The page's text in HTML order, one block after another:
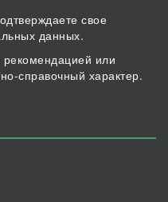
свое
данных.
или
справочный характер.